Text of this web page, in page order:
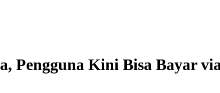
Pengguna Kini Bisa Bayar